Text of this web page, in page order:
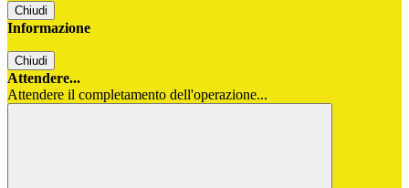
Chiudi
Informazione
Chiudi
Attendere...
Attendere il completamento dell'operazione...